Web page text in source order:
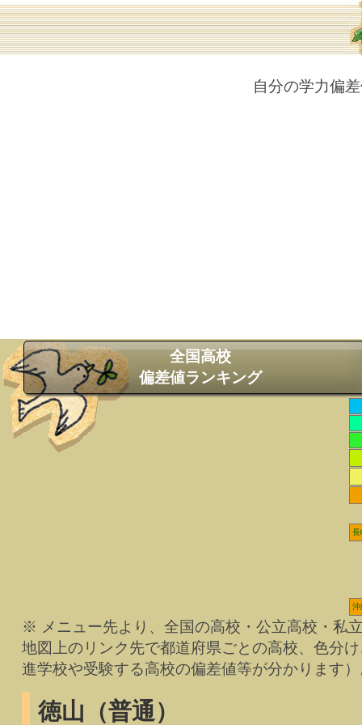
自分の学力偏
全国高校
偏差値ランキング
長
沖
※ メニュー先より、全国の高校・公立高校・私
地図上のリンク先で都道府県ごとの高校、色分
進学校や受験する高校の偏差値等が分かります
徳山（普通）